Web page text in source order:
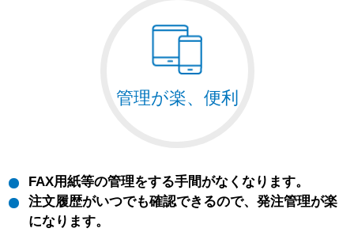
管理が楽、便利
FAX用紙等の管理をする手間がなくなります。
注文履歴がいつでも確認できるので、発注管理が楽
になります。